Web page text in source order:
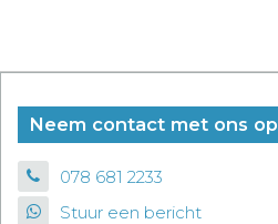
Neem contact met ons op
078 681 2233
Stuur een bericht